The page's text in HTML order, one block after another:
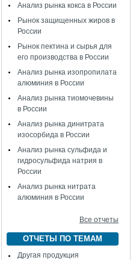
Анализ рынка кокса в России
Рынок защищенных жиров в
России
Рынок пектина и сырья для
его производства в России
Анализ рынка изопропилата
алюминия в России
Анализ рынка тиомочевины
в России
Анализ рынка динитрата
изосорбида в России
Анализ рынка сульфида и
гидросульфида натрия в
России
Анализ рынка нитрата
алюминия в России
Все отчеты
ОТЧЕТЫ ПО ТЕМАМ
Другая продукция